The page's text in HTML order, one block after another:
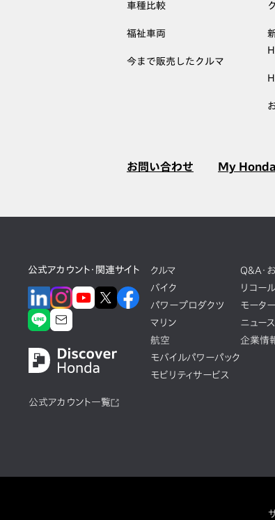
車種比較
福祉車両
今まで販売したクルマ
お問い合わせ My Honda
公式アカウント・関連サイト
公式アカウント一覧
クルマ
バイク
パワープロダクツ
マリン
航空
モバイルパワーパック
モビリティサービス
Q&A・
リコー
モータ
ニュー
企業情